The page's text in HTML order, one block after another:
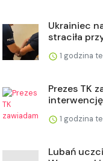
Ukrainiec
straciła
1 godzina
Prezes TK
1 godzina
Lubań